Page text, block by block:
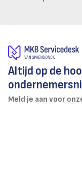
Altijd op de
Meld je aan voor